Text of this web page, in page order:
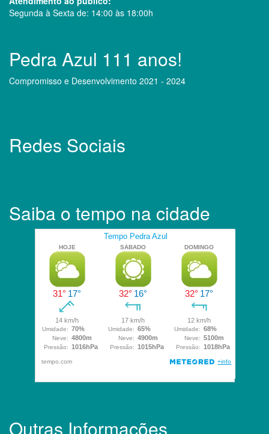
Segunda à Sexta de: 14:00 às 18:00h
Pedra Azul 111 anos!
Compromisso e Desenvolvimento 2021 - 2024
Redes Sociais
Saiba o tempo na cidade
Outras Informações